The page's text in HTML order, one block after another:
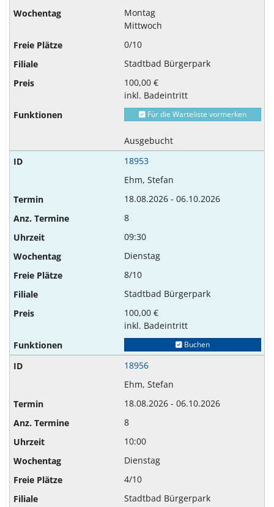
Montag
Mittwoch
0/10
Stadtbad Bürgerpark
100,00 €
inkl. Badeintritt
Für die Warteliste vormerken
Ausgebucht
18953
Ehm, Stefan
18.08.2026 - 06.10.2026
8
09:30
Dienstag
8/10
Stadtbad Bürgerpark
100,00 €
inkl. Badeintritt
Buchen
18956
Ehm, Stefan
18.08.2026 - 06.10.2026
8
10:00
Dienstag
4/10
Stadtbad Bürgerpark